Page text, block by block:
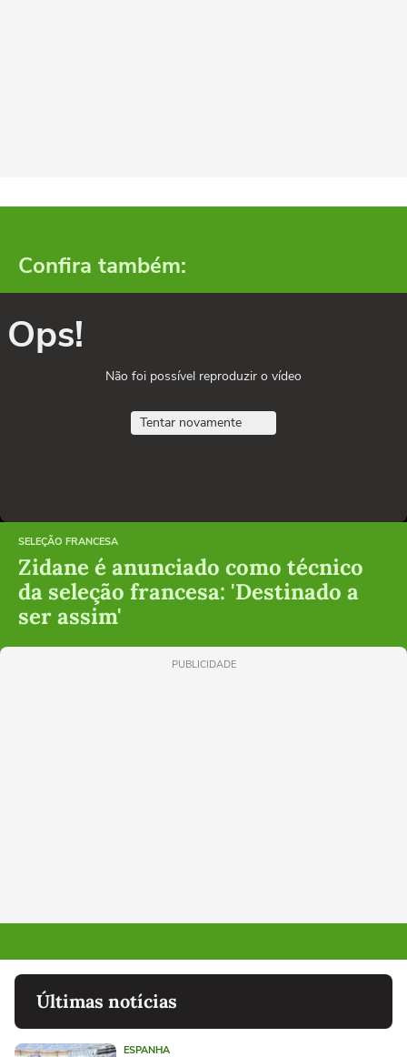
Confira também:
Ops!
Não foi possível reproduzir o vídeo
Tentar novamente
SELEÇÃO FRANCESA
Zidane é anunciado como técnico
da seleção francesa: 'Destinado a
ser assim'
PUBLICIDADE
Últimas notícias
ESPANHA